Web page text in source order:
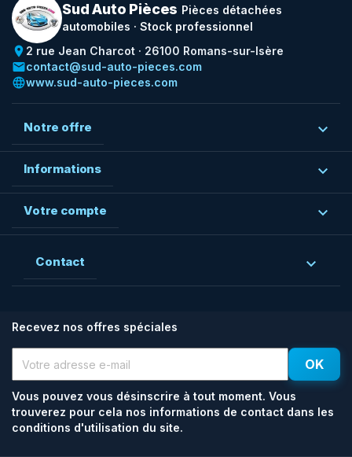
Sud Auto Pièces Pièces détachées
automobiles · Stock professionnel
place 2 rue Jean Charcot · 26100 Romans-sur-Isère
emailcontact@sud-auto-pieces.com
languagewww.sud-auto-pieces.com
Notre offre 
Informations 
Votre compte 
Contact 
Recevez nos offres spéciales
Vous pouvez vous désinscrire à tout moment. Vous
trouverez pour cela nos informations de contact dans les
conditions d'utilisation du site.